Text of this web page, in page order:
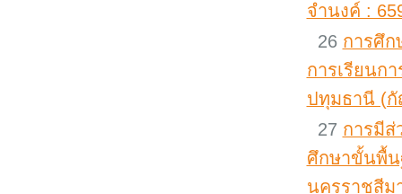
จำนงค์ :
26 การศึก
การเรียนก
ปทุมธานี (
27 การมี
ศึกษาขั้นพื้น
นครราชสีม